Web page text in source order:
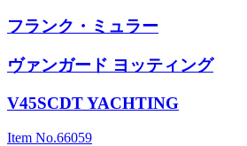
フランク・ミュラー
ヴァンガード ヨッティング
V45SCDT YACHTING
Item No.66059